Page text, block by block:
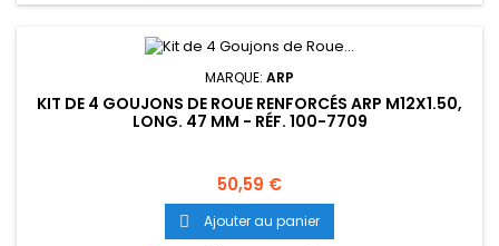
MARQUE: ARP
KIT DE 4 GOUJONS DE ROUE RENFORCÉS ARP M12X1.50,
LONG. 47 MM - RÉF. 100-7709
Prix
50,59 €
 Ajouter au panier